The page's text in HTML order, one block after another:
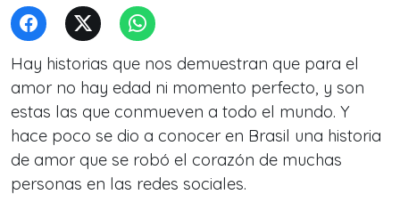
Hay historias que nos demuestran que para el
amor no hay edad ni momento perfecto, y son
estas las que conmueven a todo el mundo. Y
hace poco se dio a conocer en Brasil una historia
de amor que se robó el corazón de muchas
personas en las redes sociales.